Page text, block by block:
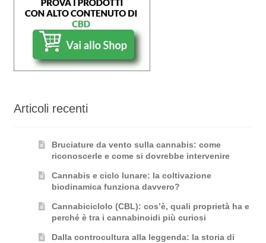
Articoli recenti
Bruciature da vento sulla cannabis: come
riconoscerle e come si dovrebbe intervenire
Cannabis e ciclo lunare: la coltivazione
biodinamica funziona davvero?
Cannabiciclolo (CBL): cos’è, quali proprietà ha e
perché è tra i cannabinoidi più curiosi
Dalla controcultura alla leggenda: la storia di